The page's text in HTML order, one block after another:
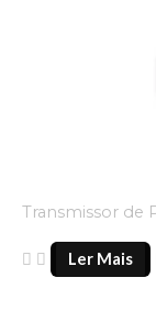
Transmissor de
Ler Mais